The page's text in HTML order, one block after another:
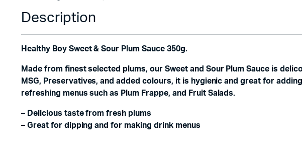
Description
Healthy Boy Sweet & Sour Plum Sauce 350g.
Made from finest selected plums, our Sweet and Sour Plum Sauce is
MSG, Preservatives, and added colours, it is hygienic and great for
refreshing menus such as Plum Frappe, and Fruit Salads.
– Delicious taste from fresh plums
– Great for dipping and for making drink menus